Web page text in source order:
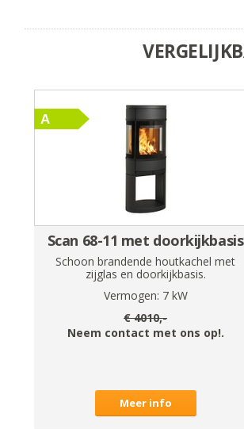
Scan 68-11 met doorkijkbasis
Schoon brandende houtkachel met
zijglas en doorkijkbasis.
Vermogen: 7kW
€4010,-
Neem contact met ons op!.
Meer info